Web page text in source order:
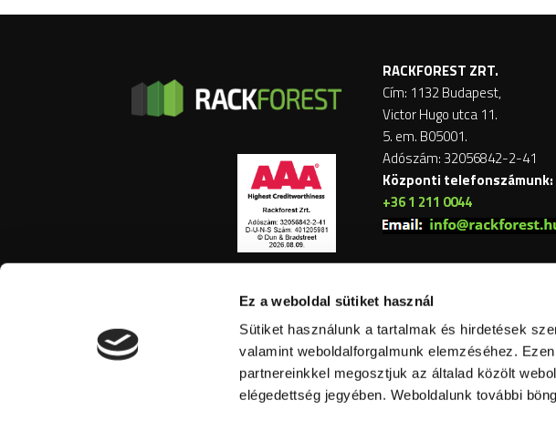
Ez a weboldal sütiket használ
Sütiket használunk a tartalmak és hirdetések
valamint weboldalforgalmunk elemzéséhez.
partnereinkkel megosztjuk az általad közölt
elégedettség jegyében. Weboldalunk további
RACKFOREST ZRT.
Cím: 1132 Budapest,
Victor Hugo utca 11.
5. em. B05001.
Adószám: 32056842-2-41
Központi telefonszámunk:
+36 1 211 0044